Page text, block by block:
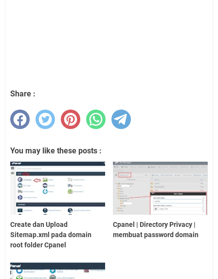
Share :
You may like these posts :
Create dan Upload
Sitemap.xml pada domain
root folder Cpanel
Cpanel | Directory Privacy |
membuat password domain